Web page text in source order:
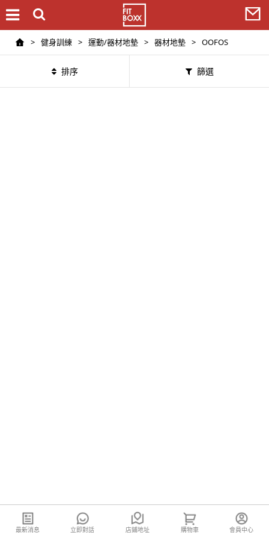
> 健身訓練 > 運動/器材地墊 > 器材地墊 > OOFOS
排序 篩選
最新消息 立即對話 店鋪地址 購物車 會員中心